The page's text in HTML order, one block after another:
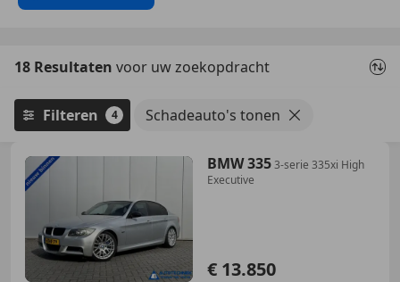
18 Resultaten voor uw zoekopdracht
Filteren 4 Schadeauto's tonen
BMW 3353-serie 335xi High
Executive
€ 13.850